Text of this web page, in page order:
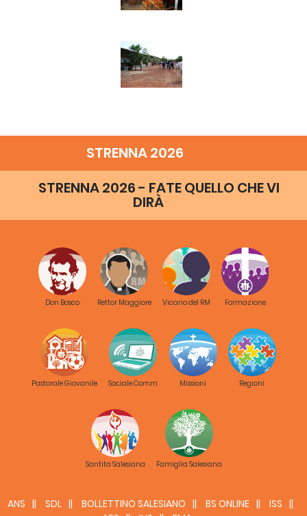
STRENNA 2026
STRENNA 2026 - FATE QUELLO CHE VI
DIRÀ
Don Bosco Rettor Maggiore Vicario del RM Formazione
Pastorale Giovanile Sociale Comm. Missioni Regioni
Santita Salesiana Famiglia Salesiana
ANS SDL BOLLETTINO SALESIANO BS ONLINE
ISS